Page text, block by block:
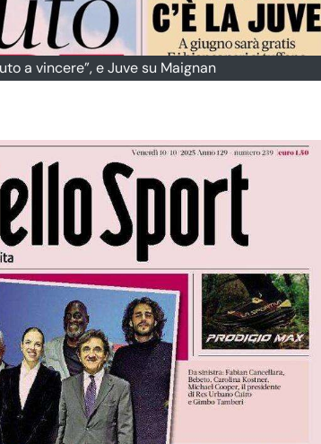
a vincere”, e Juve su Maignan